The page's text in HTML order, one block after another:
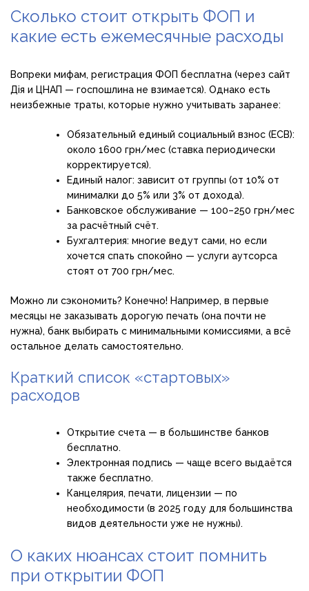
Сколько стоит открыть ФОП и
какие есть ежемесячные расходы
Вопреки мифам, регистрация ФОП бесплатна (через сайт
Дія и ЦНАП — госпошлина не взимается). Однако есть
неизбежные траты, которые нужно учитывать заранее:
Обязательный единый социальный взнос (ЕСВ):
около 1600 грн/мес (ставка периодически
корректируется).
Единый налог: зависит от группы (от 10% от
минималки до 5% или 3% от дохода).
Банковское обслуживание — 100–250 грн/мес
за расчётный счёт.
Бухгалтерия: многие ведут сами, но если
хочется спать спокойно — услуги аутсорса
стоят от 700 грн/мес.
Можно ли сэкономить? Конечно! Например, в первые
месяцы не заказывать дорогую печать (она почти не
нужна), банк выбирать с минимальными комиссиями, а всё
остальное делать самостоятельно.
Краткий список «стартовых»
расходов
Открытие счета — в большинстве банков
бесплатно.
Электронная подпись — чаще всего выдаётся
также бесплатно.
Канцелярия, печати, лицензии — по
необходимости (в 2025 году для большинства
видов деятельности уже не нужны).
О каких нюансах стоит помнить
при открытии ФОП